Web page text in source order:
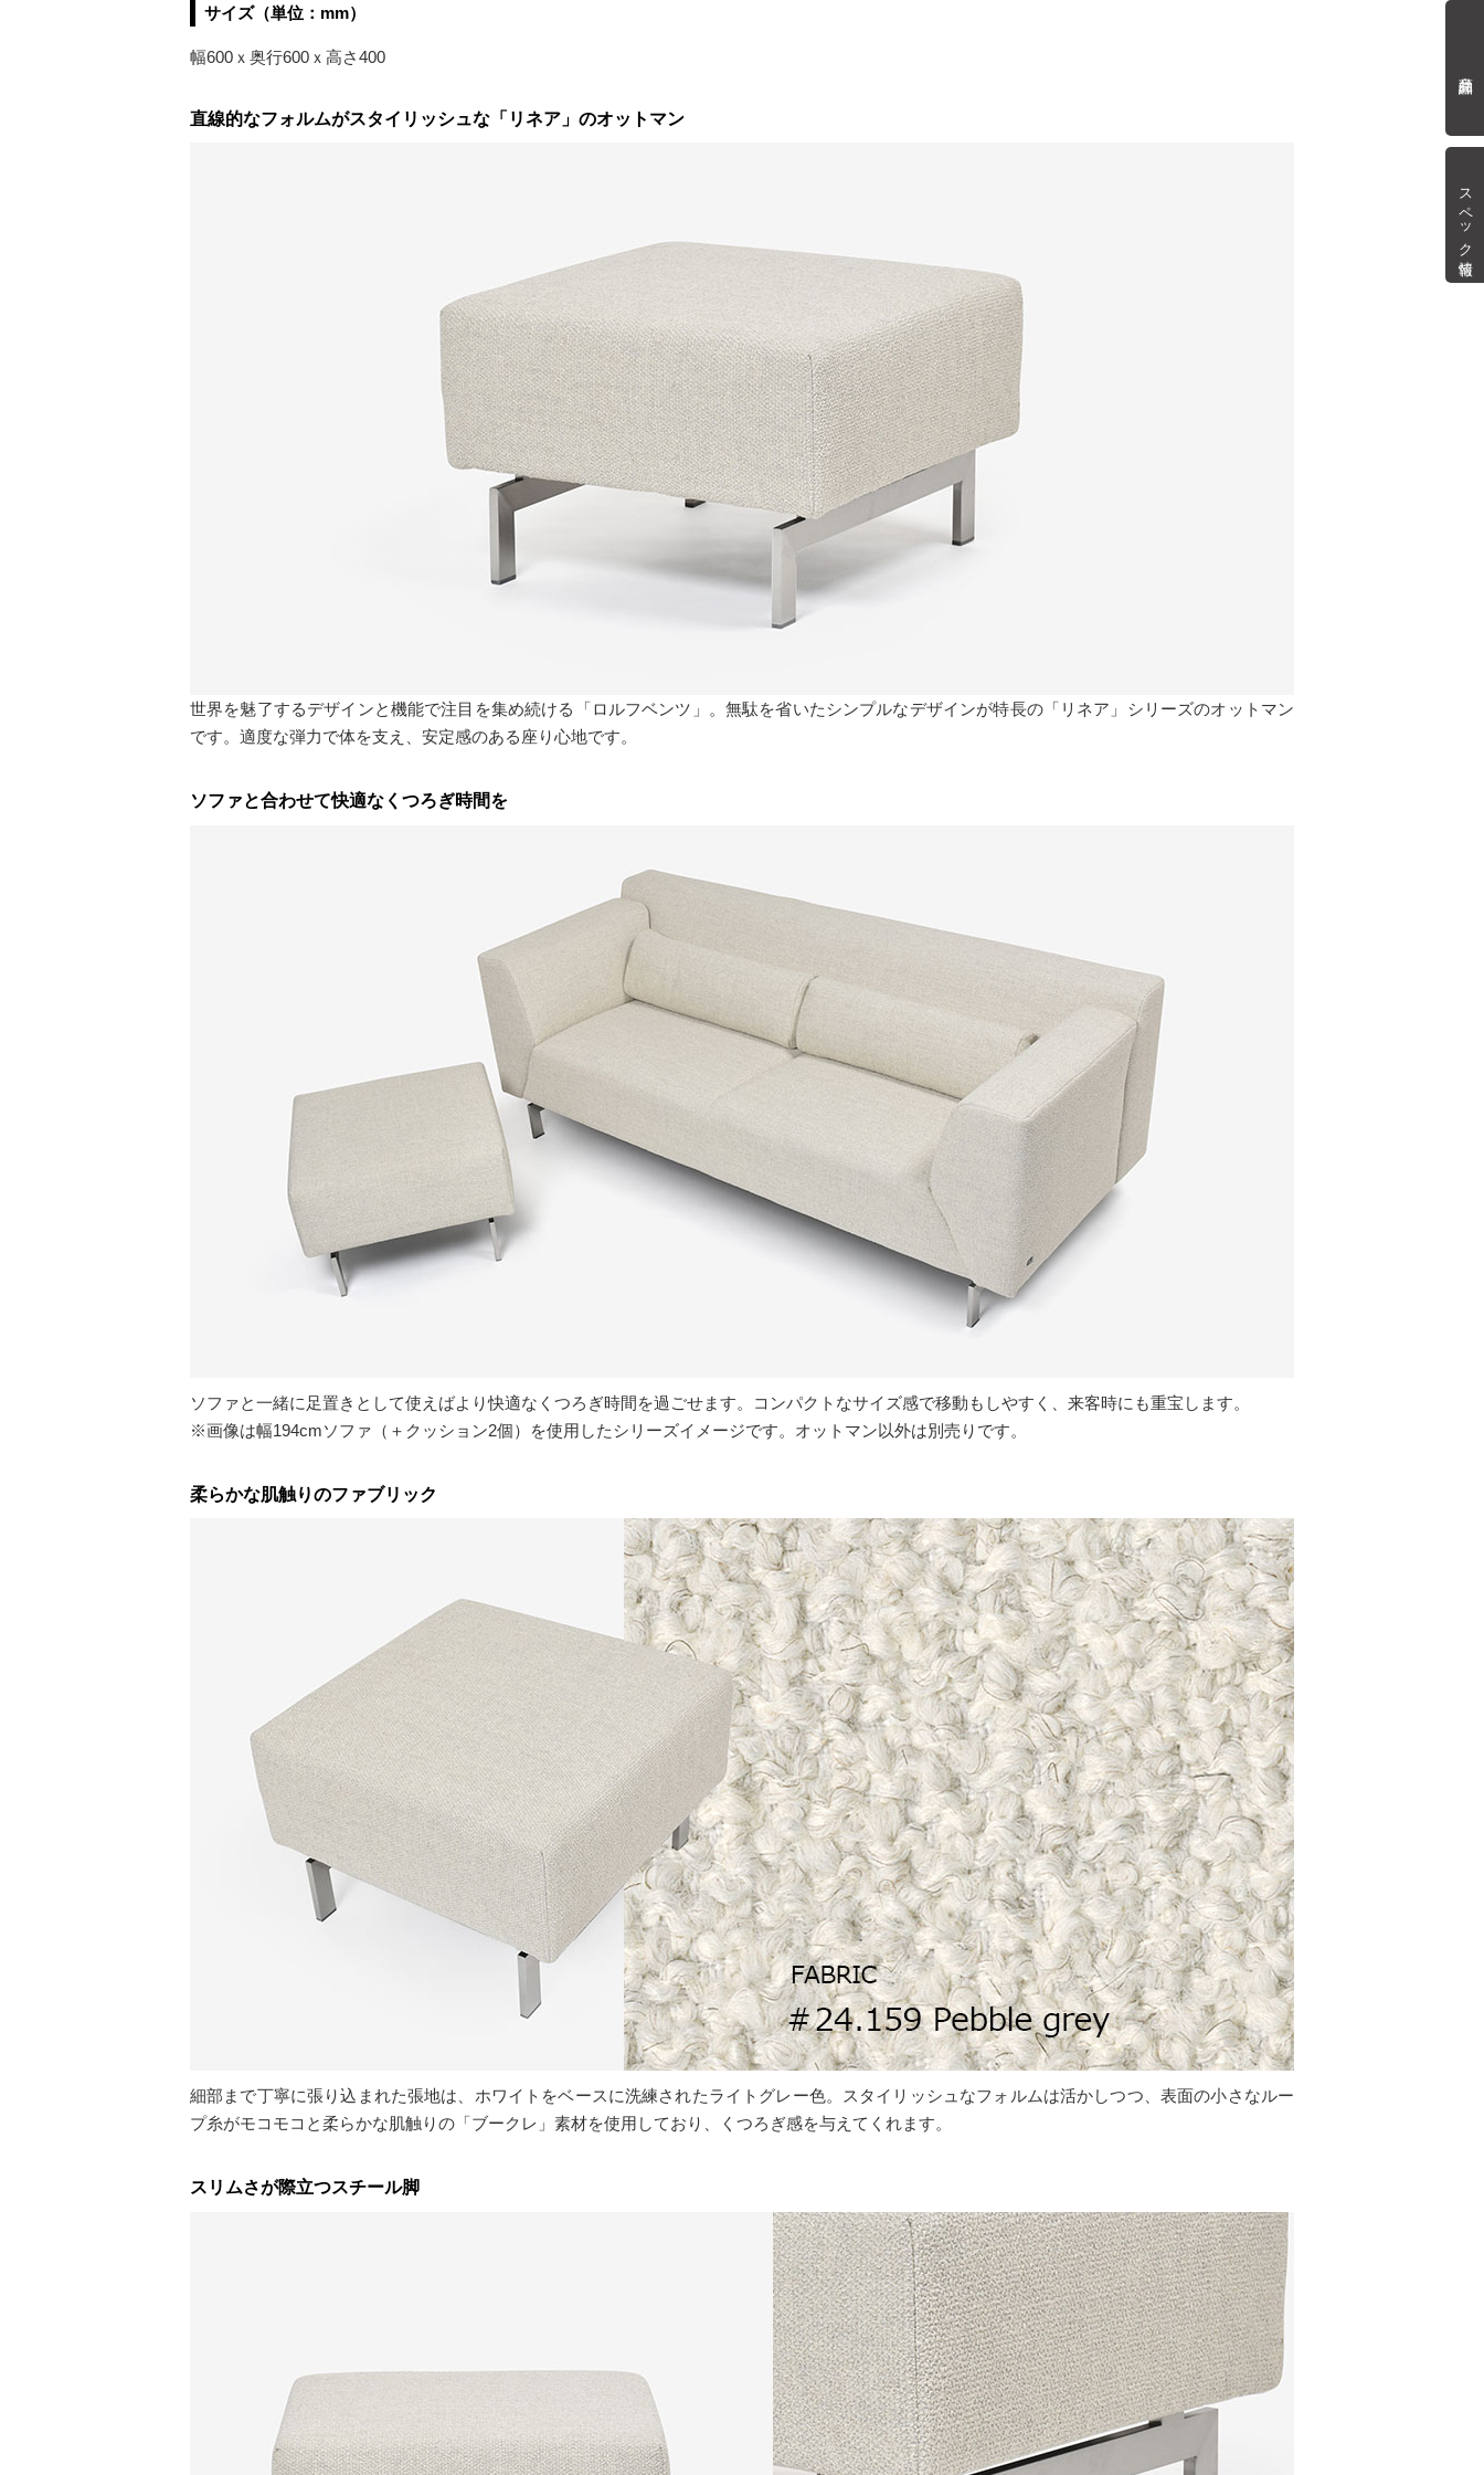
スペック情報
サイズ（単位：mm）
幅600ｘ奥行600ｘ高さ400
直線的なフォルムがスタイリッシュな「リネア」のオットマン
世界を魅了するデザインと機能で注目を集め続ける「ロルフベンツ」。無駄を省いたシンプルなデザインが特長の「リネア」シリーズのオットマン
です。適度な弾力で体を支え、安定感のある座り心地です。
ソファと合わせて快適なくつろぎ時間を
ソファと一緒に足置きとして使えばより快適なくつろぎ時間を過ごせます。コンパクトなサイズ感で移動もしやすく、来客時にも重宝します。
※画像は幅194cmソファ（＋クッション2個）を使用したシリーズイメージです。オットマン以外は別売りです。
柔らかな肌触りのファブリック
細部まで丁寧に張り込まれた張地は、ホワイトをベースに洗練されたライトグレー色。スタイリッシュなフォルムは活かしつつ、表面の小さなルー
プ糸がモコモコと柔らかな肌触りの「ブークレ」素材を使用しており、くつろぎ感を与えてくれます。
スリムさが際立つスチール脚